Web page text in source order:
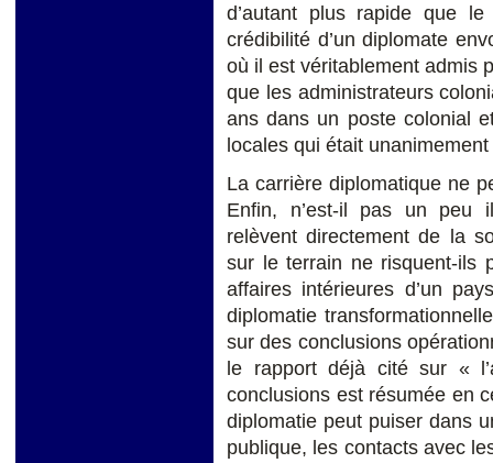
d’autant plus rapide que
crédibilité d’un diplomate
où il est véritablement admis
que les administrateurs
ans dans un poste colonial
locales qui était
La carrière diplomatique ne
Enfin, n’est-il pas un peu
relèvent directement de la
sur le terrain ne risquent-ils
affaires intérieures d’un
diplomatie
sur des conclusions
le rapport déjà cité sur «
conclusions est résumée en
diplomatie peut puiser dans
publique, les contacts avec